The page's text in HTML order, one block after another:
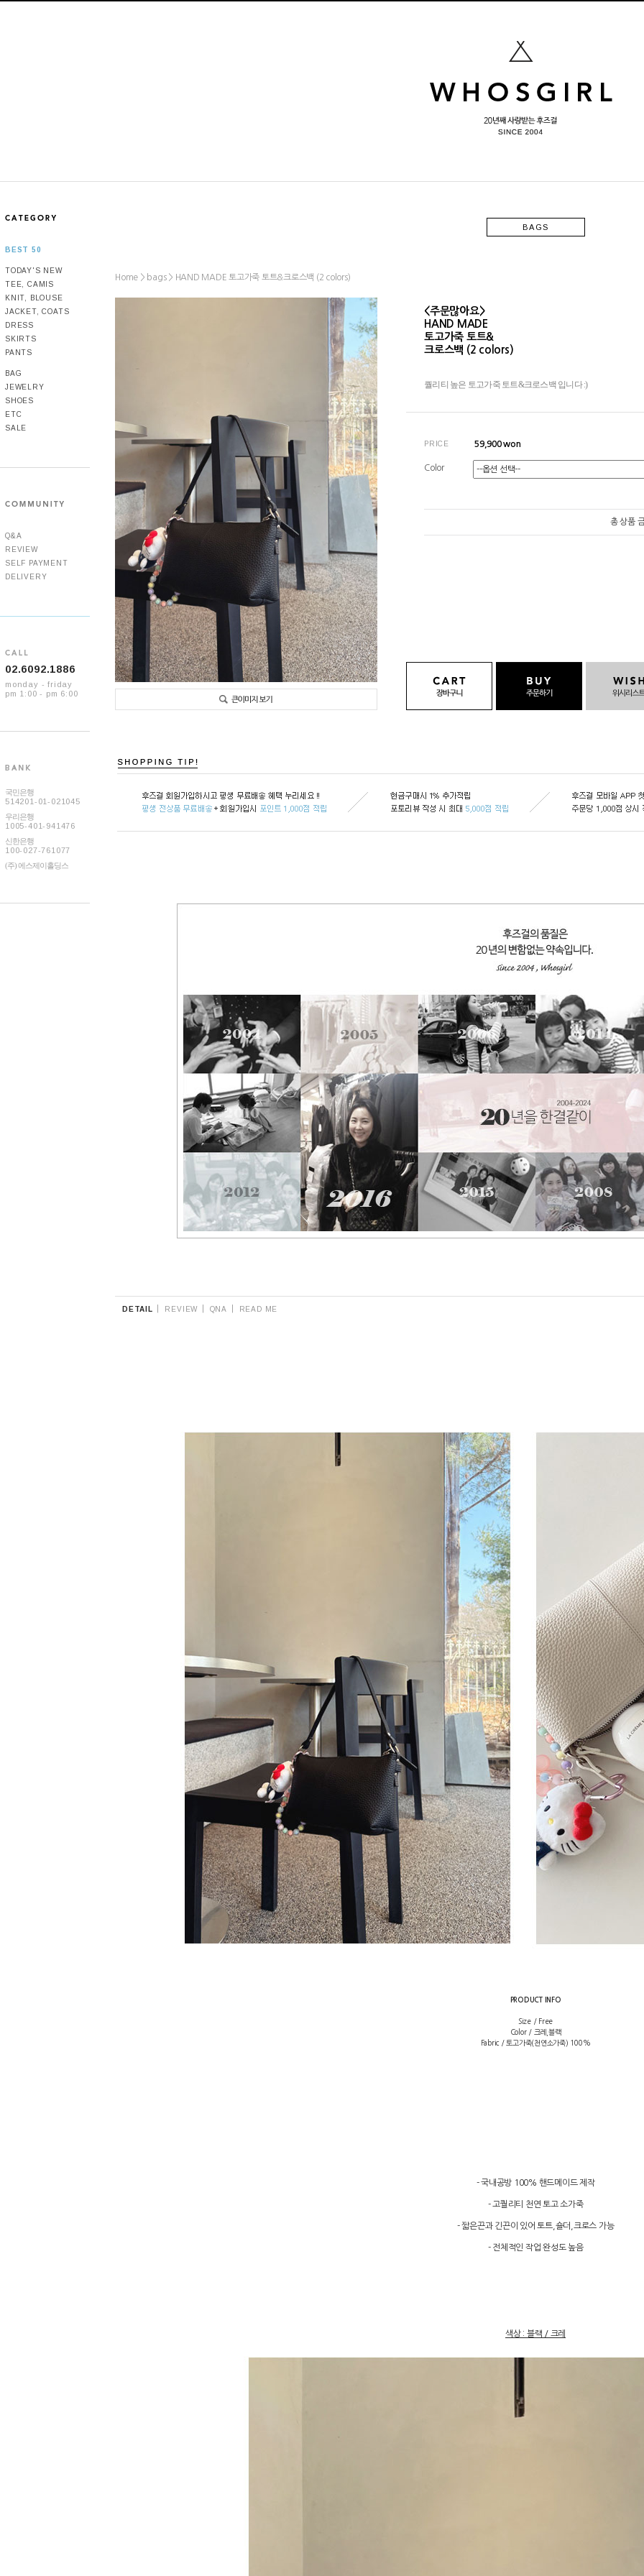
BEST 50
TODAY'S NEW
TEE, CAMIS
KNIT, BLOUSE
JACKET, COATS
DRESS
SKIRTS
PANTS
BAG
JEWELRY
SHOES
ETC
SALE
Q&A
REVIEW
SELF PAYMENT
DELIVERY
02.6092.1886
monday - friday
pm 1:00 - pm 6:00
국민은행
514201-01-021045
우리은행
1005-401-941476
신한은행
100-027-761077
(주) 에스제이홀딩스
BAGS
Home > bags > HAND MADE 토고가죽 토트&크로스백 (2 colors)
<주문많아요>
HAND MADE
토고가죽 토트&
크로스백 (2 colors)
퀄리티 높은 토고가죽 토트&크로스백 입니다 :)
PRICE 59,900won
Color
총 상품
DETAIL REVIEW QNA READ ME
PRODUCT INFO
Size / Free
Color / 크레,블랙
Fabric / 토고가죽(천연소가죽) 100%
- 국내공방 100% 핸드메이드 제작
- 고퀄리티 천연 토고 소가죽
- 짧은끈과 긴끈이 있어 토트,숄더,크로스 가능
- 전체적인 작업 완성도 높음
색상 : 블랙 / 크레